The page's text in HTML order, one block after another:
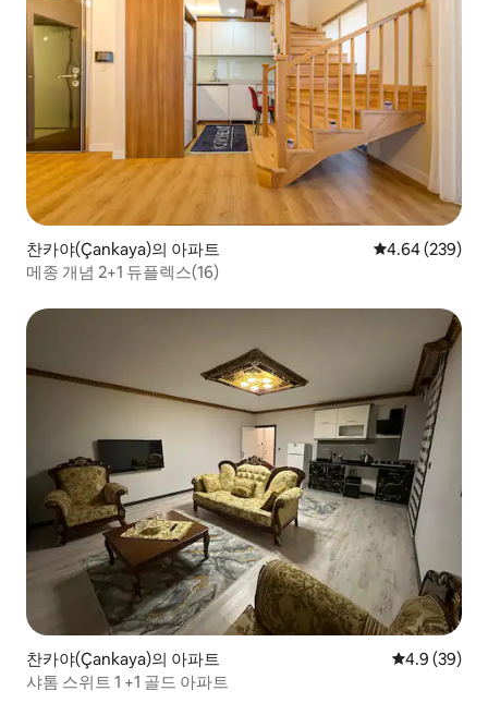
찬카야(Çankaya)의 아파트 평점 4.64점(5
4.64 (239)
메종 개념 2+1 듀플렉스(16)
찬카야(Çankaya)의 아파트 평점 4.9점(5
4.9 (39)
샤톰 스위트 1 +1 골드 아파트